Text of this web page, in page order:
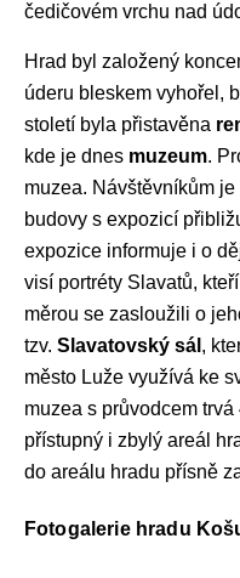
čedičovém vrchu nad
Hrad byl založený
úderu bleskem vyhořel,
století byla přistavěna
kde je dnes muzeum.
muzea. Návštěvníkům
budovy s expozicí
expozice informuje i o
visí portréty Slavatů,
měrou se zasloužili o
tzv. Slavatovský sál ,
město Luže využívá ke
muzea s průvodcem
přístupný i zbylý areál
do areálu hradu přísně
Fotogalerie hradu